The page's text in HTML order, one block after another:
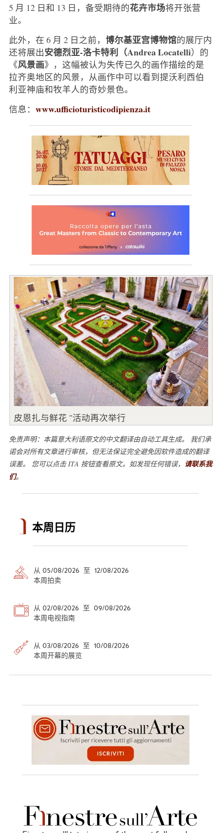
5 月 12 日和 13 日，备受期待的花卉市场将开张营
业。
此外，在 6 月 2 日之前， 博尔基亚宫博物馆的展厅内
还将展出安德烈亚-洛卡特利（Andrea Locatelli）的
《风景画》，这幅被认为失传已久的画作描绘的是
拉齐奥地区的风景，从画作中可以看到提沃利西伯
利亚神庙和牧羊人的奇妙景色。
信息： www.ufficioturisticodipienza.it
皮恩扎与鲜花 "活动再次举行
免责声明：本篇意大利语原文的中文翻译由自动工具生成。 我们承
诺会对所有文章进行审核，但无法保证完全避免因软件造成的翻译
误差。 您可以点击 ITA 按钮查看原文。如发现任何错误， 请联系我
们。
本周日历
从 05/08/2026 至 12/08/2026
本周拍卖
从 02/08/2026 至 09/08/2026
本周电视指南
从 03/08/2026 至 10/08/2026
本周开幕的展览